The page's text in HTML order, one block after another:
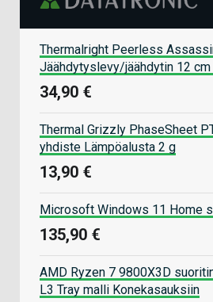
Thermalright Peerless
Jäähdytyslevy/jäähdytin 12
34,90 €
Thermal Grizzly PhaseSheet
yhdiste Lämpöalusta 2 g
13,90 €
Microsoft Windows 11 Home
135,90 €
AMD Ryzen 7 9800X3D
L3 Tray malli Konekasauksiin